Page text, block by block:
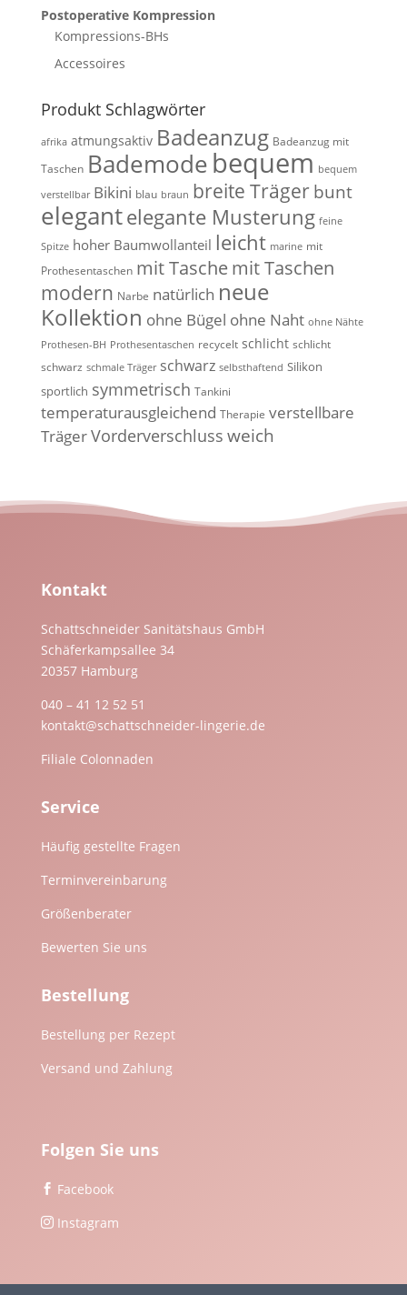
Postoperative Kompression
Kompressions-BHs
Accessoires
Produkt Schlagwörter
afrika atmungsaktiv Badeanzug Badeanzug mit
Taschen Bademodebequem bequem
verstellbar Bikini blau braun breite Träger bunt
elegantelegante Musterung feine
Spitze hoher Baumwollanteil leicht marine mit
Prothesentaschen mit Taschemit Taschen
modern Narbe natürlich neue
Kollektion ohne Bügel ohne Naht ohne Nähte
Prothesen-BH Prothesentaschen recycelt schlicht schlicht
schwarz schmale Träger schwarz selbsthaftend Silikon
sportlich symmetrisch Tankini
temperaturausgleichend Therapie verstellbare
TrägerVorderverschluss weich
Kontakt
Schattschneider Sanitätshaus GmbH
Schäferkampsallee 34
20357 Hamburg
040 – 41 12 52 51
kontakt@schattschneider-lingerie.de
Filiale Colonnaden
Service
Häufig gestellte Fragen
Terminvereinbarung
Größenberater
Bewerten Sie uns
Bestellung
Bestellung per Rezept
Versand und Zahlung
Folgen Sie uns
 Facebook
 Instagram